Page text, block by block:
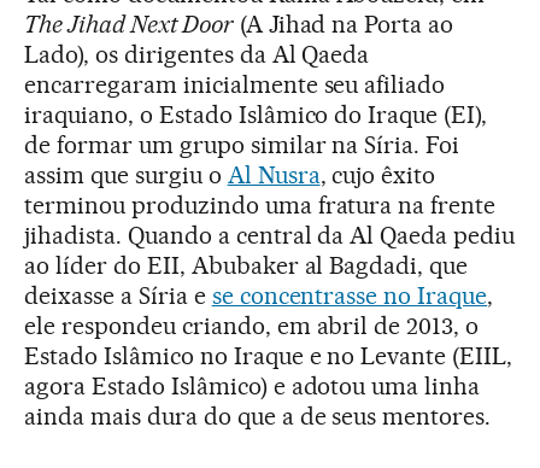
The Jihad Next Door(A Jihad na Porta ao
Lado), os dirigentes da Al Qaeda
encarregaram inicialmente seu afiliado
iraquiano, o Estado Islâmico do Iraque (EI),
de formar um grupo similar na Síria. Foi
assim que surgiu o Al Nusra, cujo êxito
terminou produzindo uma fratura na frente
jihadista. Quando a central da Al Qaeda pediu
ao líder do EII, Abubaker al Bagdadi, que
deixasse a Síria e se concentrasse no Iraque,
ele respondeu criando, em abril de 2013, o
Estado Islâmico no Iraque e no Levante (EIIL,
agora Estado Islâmico) e adotou uma linha
ainda mais dura do que a de seus mentores.